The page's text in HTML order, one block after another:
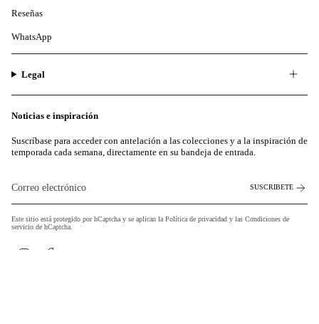
Reseñas
WhatsApp
Legal
Noticias e inspiración
Suscríbase para acceder con antelación a las colecciones y a la inspiración de
temporada cada semana, directamente en su bandeja de entrada.
SUSCRIBETE
Este sitio está protegido por hCaptcha y se aplican la Política de privacidad y las Condiciones de
servicio de hCaptcha.
Instagram